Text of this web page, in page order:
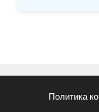
Политика